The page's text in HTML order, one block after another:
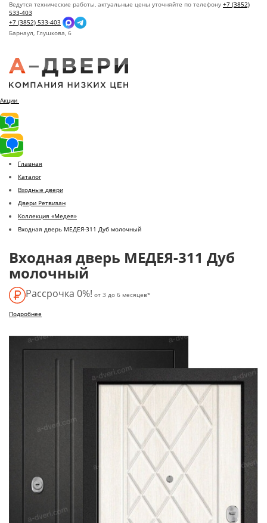
Ведутся технические работы, актуальные цены уточняйте по телефону +7 (3852)
533-403
+7 (3852) 533-403
Барнаул, Глушкова, 6
Акции
Главная
Каталог
Входные двери
Двери Ретвизан
Коллекция «Медея»
Входная дверь МЕДЕЯ-311 Дуб молочный
Входная дверь МЕДЕЯ-311 Дуб
молочный
Рассрочка 0%! от 3 до 6 месяцев*
Подробнее